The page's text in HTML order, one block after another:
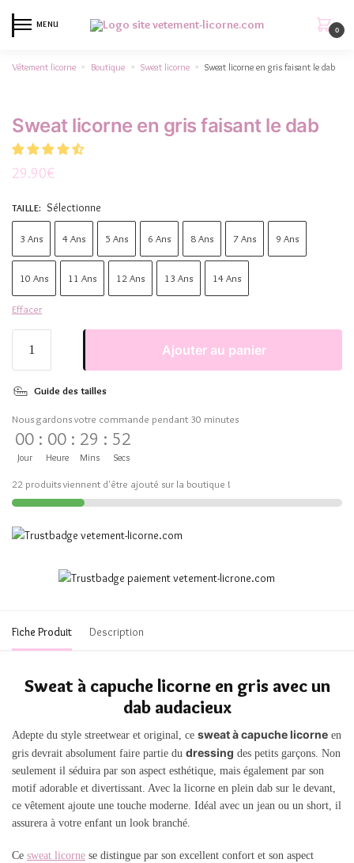
MENU
0
Vêtement licorne » Boutique » Sweat licorne » Sweat licorne en gris faisant le dab
Sweat licorne en gris faisant le dab
29.90€
TAILLE: Sélectionne
3 Ans 4 Ans 5 Ans 6 Ans 8 Ans 7 Ans 9 Ans
10 Ans 11 Ans 12 Ans 13 Ans 14 Ans
Effacer
Ajouter au panier
Guide des tailles
Nous gardons votre commande pendant 30 minutes
00
Jour
: 00
Heure
: 29
Mins
: 51
Secs
22 produits viennent d'être ajouté sur la boutique !
Fiche Produit Description
Sweat à capuche licorne en gris avec un
dab audacieux
Adepte du style streetwear et original, ce sweat à capuche licorne en
gris devrait absolument faire partie du dressing des petits garçons. Non
seulement il séduira par son aspect esthétique, mais également par son
motif adorable et divertissant. Avec la licorne en plein dab sur le devant,
ce vêtement ajoute une touche moderne. Idéal avec un jean ou un short, il
assurera à votre enfant un look branché.
Ce sweat licorne se distingue par son excellent confort et son aspect